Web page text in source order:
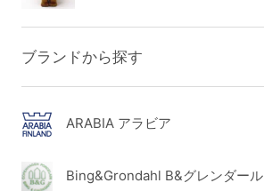
ブランドから探す
ARABIA アラビア
Bing&Grondahl B&グレンダール